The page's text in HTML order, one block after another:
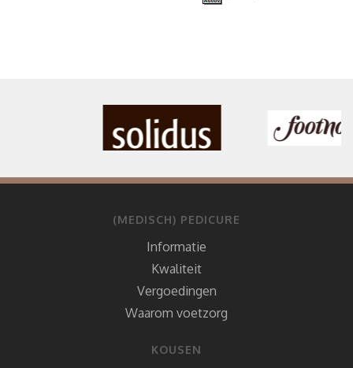
(MEDISCH) PEDICURE
Informatie
Kwaliteit
Vergoedingen
Waarom voetzorg
KOUSEN